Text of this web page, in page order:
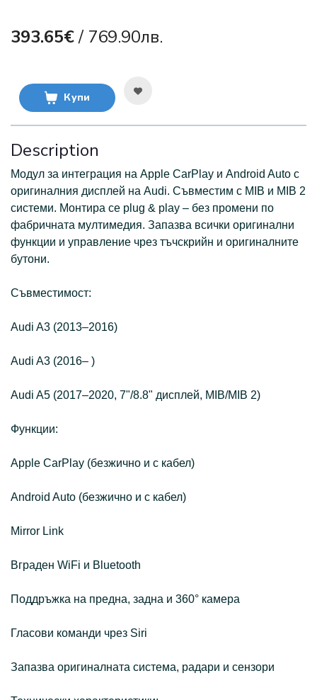
393.65€/ 769.90лв.
Купи
Description
Модул за интеграция на Apple CarPlay и Android Auto с
оригиналния дисплей на Audi. Съвместим с MIB и MIB 2
системи. Монтира се plug & play – без промени по
фабричната мултимедия. Запазва всички оригинални
функции и управление чрез тъчскрийн и оригиналните
бутони.
Съвместимост:
Audi A3 (2013–2016)
Audi A3 (2016– )
Audi A5 (2017–2020, 7"/8.8" дисплей, MIB/MIB 2)
Функции:
Apple CarPlay (безжично и с кабел)
Android Auto (безжично и с кабел)
Mirror Link
Вграден WiFi и Bluetooth
Поддръжка на предна, задна и 360° камера
Гласови команди чрез Siri
Запазва оригиналната система, радари и сензори